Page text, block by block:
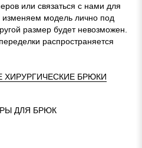
или связаться с нами для
изменяем модель лично под
размер будет невозможен.
распространяется
БРЮКИ
ДЛЯ БРЮК